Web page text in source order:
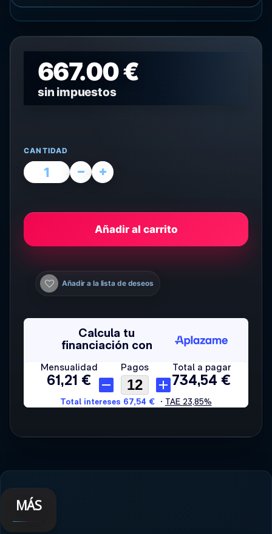
667.00 €
sin impuestos
CANTIDAD
Añadir al carrito
Añadir a la lista de deseos
MÁS